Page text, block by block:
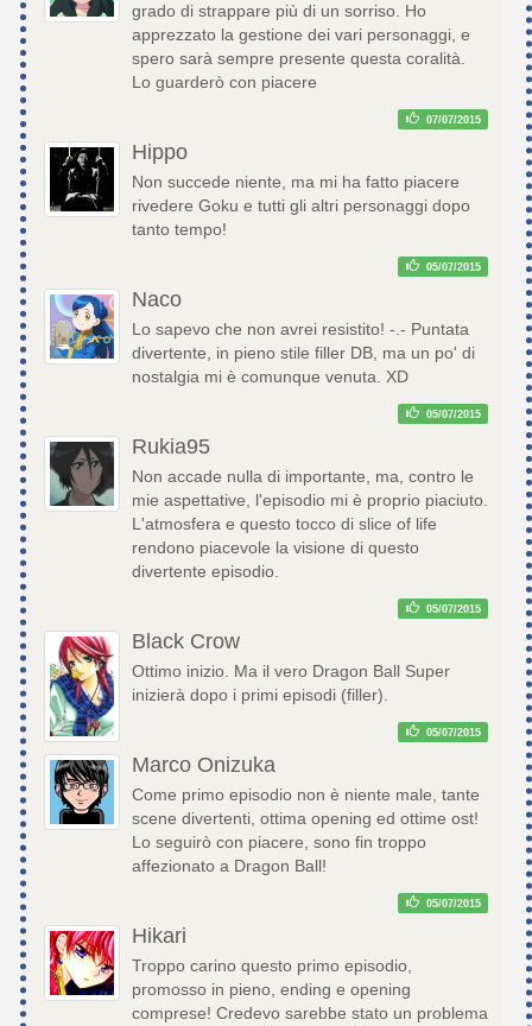
grado di strappare più di un sorriso. Ho
apprezzato la gestione dei vari personaggi, e
spero sarà sempre presente questa coralità.
Lo guarderò con piacere
07/07/2015
Hippo
Non succede niente, ma mi ha fatto piacere
rivedere Goku e tutti gli altri personaggi dopo
tanto tempo!
05/07/2015
Naco
Lo sapevo che non avrei resistito! -.- Puntata
divertente, in pieno stile filler DB, ma un po' di
nostalgia mi è comunque venuta. XD
05/07/2015
Rukia95
Non accade nulla di importante, ma, contro le
mie aspettative, l'episodio mi è proprio piaciuto.
L'atmosfera e questo tocco di slice of life
rendono piacevole la visione di questo
divertente episodio.
05/07/2015
Black Crow
Ottimo inizio. Ma il vero Dragon Ball Super
inizierà dopo i primi episodi (filler).
05/07/2015
Marco Onizuka
Come primo episodio non è niente male, tante
scene divertenti, ottima opening ed ottime ost!
Lo seguirò con piacere, sono fin troppo
affezionato a Dragon Ball!
05/07/2015
Hikari
Troppo carino questo primo episodio,
promosso in pieno, ending e opening
comprese! Credevo sarebbe stato un problema